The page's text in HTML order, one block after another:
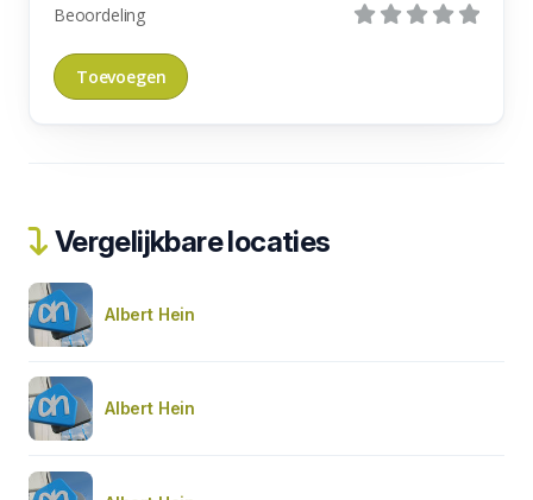
Beoordeling
Vergelijkbare locaties
Albert Hein
Albert Hein